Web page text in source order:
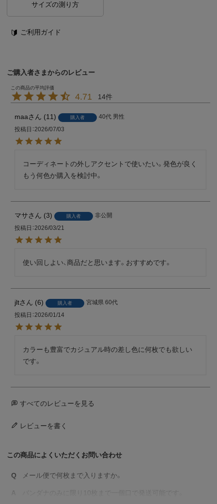
サイズの測り方
ご利用ガイド
ご購入者さまからのレビュー
4.71 14
maa 11 購入者 40代 男性
投稿日 2026/07/03
コーディネートの外しアクセントで使いたい。発色が良く
もう何色か購入を検討中。
マサ 3 購入者
非公開
投稿日 2026/03/21
使い回しよい、商品だと思います。おすすめです。
jlt 6 購入者 宮城県 60代
投稿日 2026/01/14
カラーも豊富でカジュアル時の差し色に何枚でも欲しい
です。
すべてのレビューを見る
レビューを書く
この商品によくいただくお問い合わせ
Q メール便で何枚まで入りますか。
A